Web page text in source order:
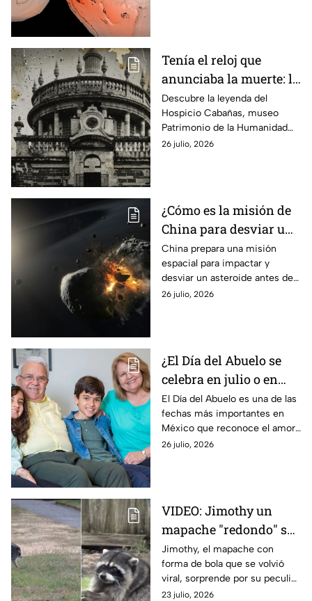
Tenía el reloj que
anunciaba la muerte: la
leyenda que esconde el
museo patrimonio de la
humanidad en México
Descubre la leyenda del
Hospicio Cabañas, museo
Patrimonio de la Humanidad
en Jalisco, donde un antiguo
26 julio, 2026
¿Cómo es la misión de
China para desviar un
asteroide antes de
2030?
China prepara una misión
espacial para impactar y
desviar un asteroide antes de
2030. Conoce los detalles de
26 julio, 2026
¿El Día del Abuelo se
celebra en julio o en
agosto? La fecha en la
que se celebra en
México y por qué hay
dos fechas
El Día del Abuelo es una de las
fechas más importantes en
México que reconoce el amor,
respeto y el valor de los
26 julio, 2026
VIDEO: Jimothy un
mapache "redondo" se
vuelve viral: La
explicación detrás de
su peculiar aspecto
Jimothy, el mapache con
forma de bola que se volvió
viral, sorprende por su peculiar
apariencia. Su singular aspecto
23 julio, 2026